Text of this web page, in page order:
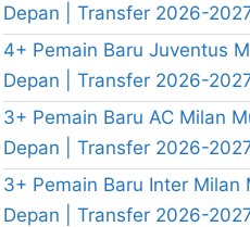
Depan | Transfer 2026-
4+ Pemain Baru Juventus
Depan | Transfer 2026-
3+ Pemain Baru AC Milan
Depan | Transfer 2026-
3+ Pemain Baru Inter Milan
Depan | Transfer 2026-